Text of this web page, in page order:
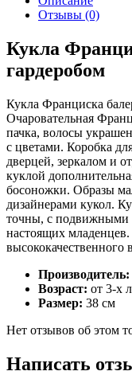
Отзывы (0)
Кукла
гардеробом
Кукла Франциска
Очаровательная
пачка, волосы
с цветами. Коробка
дверцей, зеркалом и
куклой
босоножки. Образы
дизайнерами кукол.
точны, с подвижными
настоящих
высококачественного
Производитель:
Возраст: от 3-х
Размер: 38 см
Нет отзывов об этом
Написать